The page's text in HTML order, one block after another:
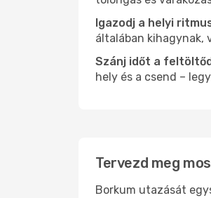
Igazodj a helyi
általában kihagynak,
Szánj időt a
hely és a csend –
Tervezd meg
Borkum utazását